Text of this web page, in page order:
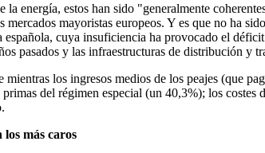
la energía, estos han sido "generalmente
mayoristas europeos. Y es que no ha
cuya insuficiencia ha provocado el
pasados y las infraestructuras de distribución y
los ingresos medios de los peajes (que
del régimen especial (un 40,3%); los
los más caros